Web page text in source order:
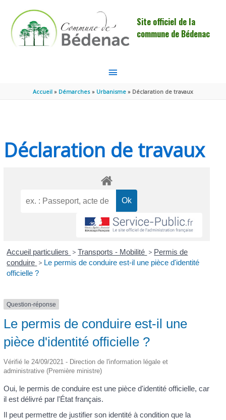
Site officiel de la
commune de Bédenac
MENU
PRINCIPAL
Accueil Démarches Urbanisme Déclaration de travaux
Déclaration de travaux
Accueil particuliers > Transports - Mobilité > Permis de
conduire > Le permis de conduire est-il une pièce d'identité
officielle ?
Question-réponse
Le permis de conduire est-il une
pièce d'identité officielle ?
Vérifié le 24/09/2021 - Direction de l'information légale et
administrative (Première ministre)
Oui, le permis de conduire est une pièce d'identité officielle, car
il est délivré par l'État français.
Il peut permettre de justifier son identité à condition que la